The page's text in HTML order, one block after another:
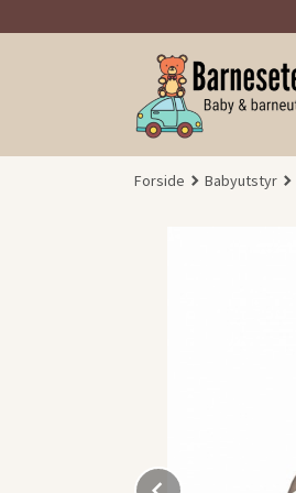
til
Forside Babyutstyr